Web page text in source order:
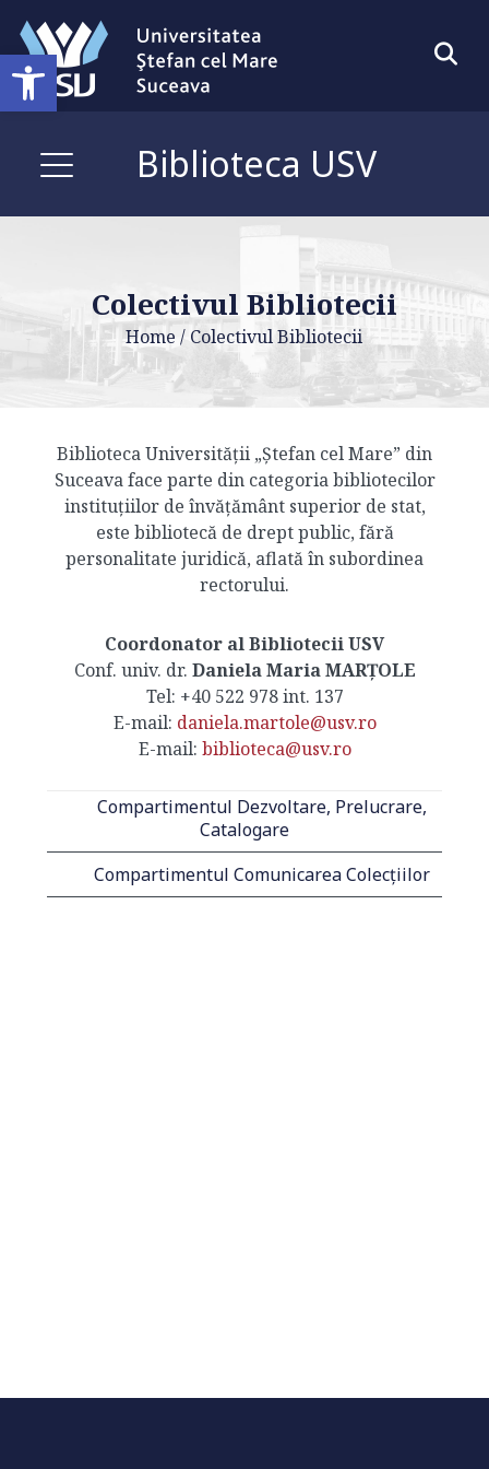
Deschide bara de unelte
Biblioteca USV
Colectivul Bibliotecii
Home / Colectivul Bibliotecii
Biblioteca Universității „Ștefan cel Mare” din
Suceava face parte din categoria bibliotecilor
instituțiilor de învățământ superior de stat,
este bibliotecă de drept public, fără
personalitate juridică, aflată în subordinea
rectorului.
Coordonator al Bibliotecii USV
Conf. univ. dr. Daniela Maria MARȚOLE
Tel: +40 522 978 int. 137
E-mail: daniela.martole@usv.ro
E-mail: biblioteca@usv.ro
Compartimentul Dezvoltare, Prelucrare,
Catalogare
Compartimentul Comunicarea Colecțiilor